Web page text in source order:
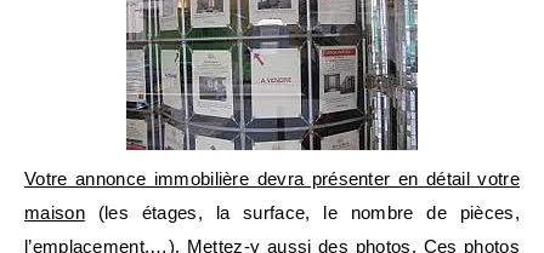
Votre annonce immobilière devra présenter en détail votre
maison(les étages, la surface, le nombre de pièces,
l’emplacement,…). Mettez-y aussi des photos. Ces photos